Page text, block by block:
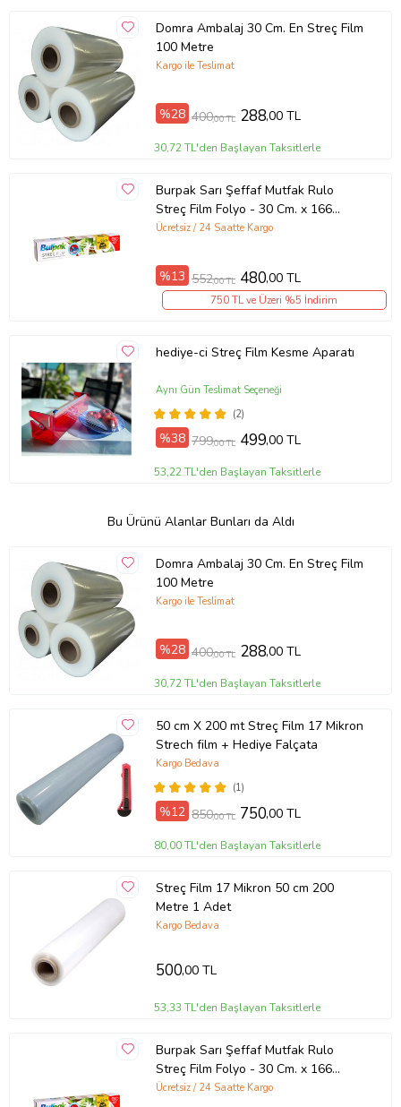
Domra Ambalaj 30 Cm. En Streç Film
100 Metre
Kargo ile Teslimat
%28 400,00 TL 288,00 TL
30,72 TL'den Başlayan Taksitlerle
Burpak Sarı Şeffaf Mutfak Rulo
Streç Film Folyo - 30 Cm. x 166
Metre - 9 Mikron - Gıdaya Uygun
Ücretsiz / 24 Saatte Kargo
%13 552,00 TL 480,00 TL
750 TL ve Üzeri %5 İndirim
hediye-ci Streç Film Kesme Aparatı
(2)
Aynı Gün Teslimat Seçeneği
%38 799,00 TL 499,00 TL
53,22 TL'den Başlayan Taksitlerle
Bu Ürünü Alanlar Bunları da Aldı
Domra Ambalaj 30 Cm. En Streç Film
100 Metre
Kargo ile Teslimat
%28 400,00 TL 288,00 TL
30,72 TL'den Başlayan Taksitlerle
50 cm X 200 mt Streç Film 17 Mikron
Strech film + Hediye Falçata
(1)
Kargo Bedava
%12 850,00 TL 750,00 TL
80,00 TL'den Başlayan Taksitlerle
Streç Film 17 Mikron 50 cm 200
Metre 1 Adet
Kargo Bedava
500,00 TL
53,33 TL'den Başlayan Taksitlerle
Burpak Sarı Şeffaf Mutfak Rulo
Streç Film Folyo - 30 Cm. x 166
Metre - 9 Mikron - Gıdaya Uygun
Ücretsiz / 24 Saatte Kargo